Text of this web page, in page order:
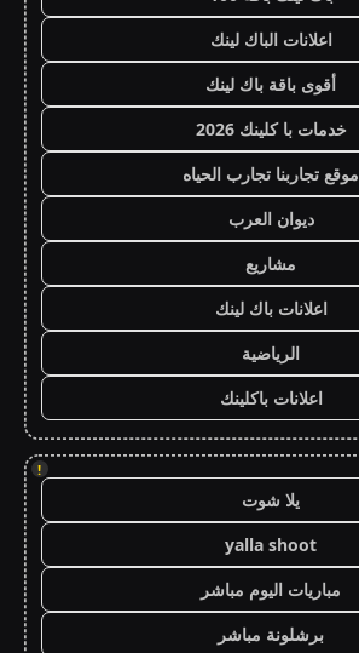
اعلانات الباك لينك
أقوى باقة باك لينك
خدمات با كلينك 2026
موقع تجاربنا تجارب الحياه
ديوان العرب
مشاريع
اعلانات باك لينك
الرياضية
اعلانات باكلينك
!
يلا شوت
yalla shoot
مباريات اليوم مباشر
برشلونة مباشر